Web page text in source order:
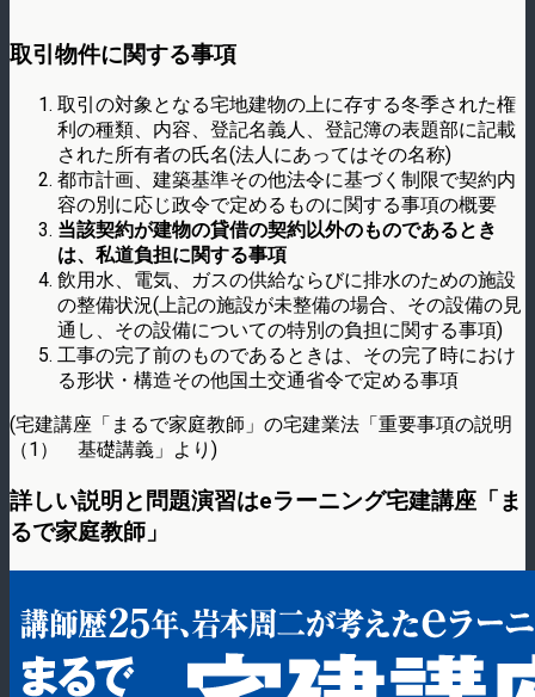
取引物件に関する事項
取引の対象となる宅地建物の上に存する冬季された権
利の種類、内容、登記名義人、登記簿の表題部に記載
された所有者の氏名(法人にあってはその名称)
都市計画、建築基準その他法令に基づく制限で契約内
容の別に応じ政令で定めるものに関する事項の概要
当該契約が建物の貸借の契約以外のものであるとき
は、私道負担に関する事項
飲用水、電気、ガスの供給ならびに排水のための施設
の整備状況(上記の施設が未整備の場合、その設備の見
通し、その設備についての特別の負担に関する事項)
工事の完了前のものであるときは、その完了時におけ
る形状・構造その他国土交通省令で定める事項
(宅建講座「まるで家庭教師」の宅建業法「重要事項の説明
（1） 基礎講義」より)
詳しい説明と問題演習はeラーニング宅建講座「ま
るで家庭教師」